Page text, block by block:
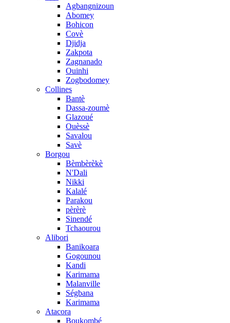
Agbangnizoun
Abomey
Bohicon
Covè
Djidja
Zakpota
Zagnanado
Ouinhi
Zogbodomey
Collines
Bantè
Dassa-zoumè
Glazoué
Ouèssè
Savalou
Savè
Borgou
Bèmbèrèkè
N'Dali
Nikki
Kalalé
Parakou
pèrèrè
Sinendé
Tchaourou
Alibori
Banikoara
Gogounou
Kandi
Karimama
Malanville
Ségbana
Karimama
Atacora
Boukombé